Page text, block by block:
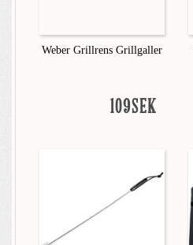
Weber Grillrens Grillgaller
109SEK